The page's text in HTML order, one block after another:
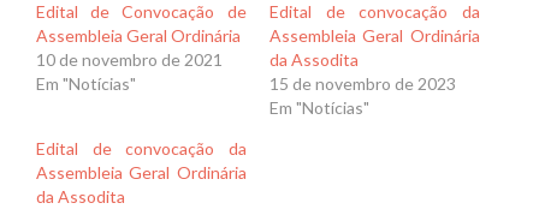
Edital de Convocação de
Assembleia Geral Ordinária
10 de novembro de 2021
Em "Notícias"
Edital de convocação da
Assembleia Geral Ordinária
da Assodita
15 de novembro de 2023
Em "Notícias"
Edital de convocação da
Assembleia Geral Ordinária
da Assodita